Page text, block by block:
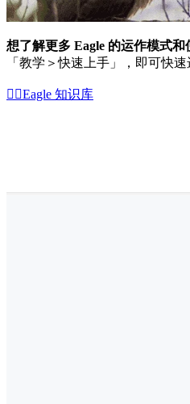
想了解更多 Eagle 的运作模式和
「教学＞快速上手」，即可快速
👉🏻Eagle 知识库